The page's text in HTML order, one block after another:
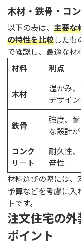
木材・鉄骨・コ
以下の表は、 主要な
の特性を比較したも
で確認し、最適な材
材料
利点
木材
温かみ、
デザイ
鉄骨
強度、
な設計
コンク
リート
耐久性
音性
材料選びの際には、
予算などを考慮に入
トです。
注文住宅の
ポイント